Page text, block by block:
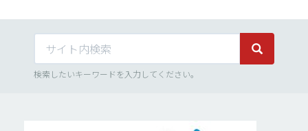
サイト内検索 サイト内
検索したいキーワードを入力してください。